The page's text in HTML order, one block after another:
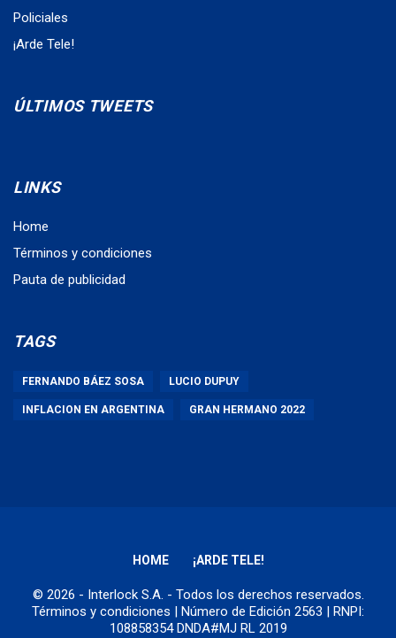
Policiales
¡Arde Tele!
ÚLTIMOS TWEETS
LINKS
Home
Términos y condiciones
Pauta de publicidad
TAGS
FERNANDO BÁEZ SOSA LUCIO DUPUY
INFLACION EN ARGENTINA GRAN HERMANO 2022
HOME ¡ARDE TELE!
© 2026 - Interlock S.A. - Todos los derechos reservados.
Términos y condiciones | Número de Edición 2563 | RNPI:
108858354 DNDA#MJ RL 2019